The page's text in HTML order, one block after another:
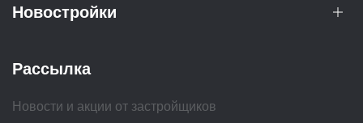
Новостройки
Рассылка
Новости и акции от застройщиков